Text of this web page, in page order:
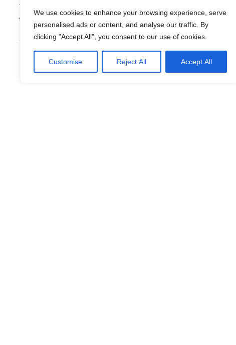
We use cookies to enhance your browsing experience, serve
personalised ads or content, and analyse our traffic. By
clicking "Accept All", you consent to our use of cookies.
Customise Reject All Accept All
Tạp chí Monocle xếp Munich đứng vị thứ 5 trong số 25
thành phố có chất lượng[…]